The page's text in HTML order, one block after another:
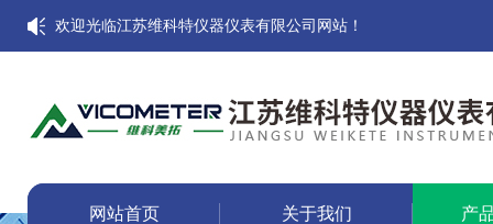
欢迎光临江苏维科特仪器仪表有限公司网站！
网站首页 关于我们 产